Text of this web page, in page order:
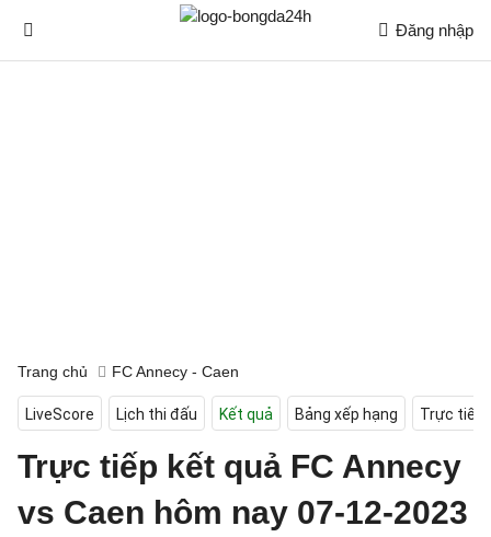
Đăng nhập
Trang chủ FC Annecy - Caen
LiveScore Lịch thi đấu Kết quả Bảng xếp hạng Trực tiếp
Trực tiếp kết quả FC Annecy
vs Caen hôm nay 07-12-2023